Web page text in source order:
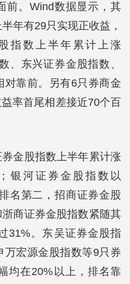
前。Wind数据显示，其
年有29只实现正收益，
指数上半年累计上涨
、东兴证券金股指数、
靠前。另有6只券商金
率首尾相差接近70个百
金股指数上半年累计涨
银河证券金股指数以
名第二，招商证券金股
商证券金股指数紧随其
31%。东吴证券金股指
宏源金股指数等9只券
均在20%以上，排名靠